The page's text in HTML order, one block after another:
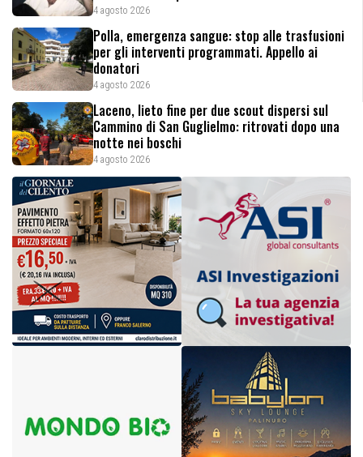
4 agosto 2026
Polla, emergenza sangue: stop alle trasfusioni
per gli interventi programmati. Appello ai
donatori
4 agosto 2026
Laceno, lieto fine per due scout dispersi sul
Cammino di San Guglielmo: ritrovati dopo una
notte nei boschi
4 agosto 2026